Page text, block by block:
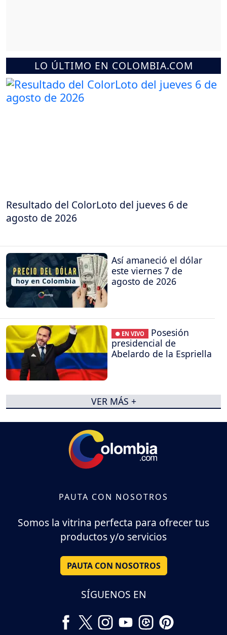
LO ÚLTIMO EN COLOMBIA.COM
Resultado del ColorLoto del jueves 6 de
agosto de 2026
Así amaneció el dólar
este viernes 7 de
agosto de 2026
● EN VIVO
Posesión
presidencial de
Abelardo de la Espriella
VER MÁS +
PAUTA CON NOSOTROS
Somos la vitrina perfecta para ofrecer tus
productos y/o servicios
PAUTA CON NOSOTROS
SÍGUENOS EN